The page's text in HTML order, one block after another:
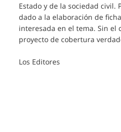
Estado y de la sociedad
dado a la elaboración de
interesada en el tema. Sin el
proyecto de cobertura
Los Editores